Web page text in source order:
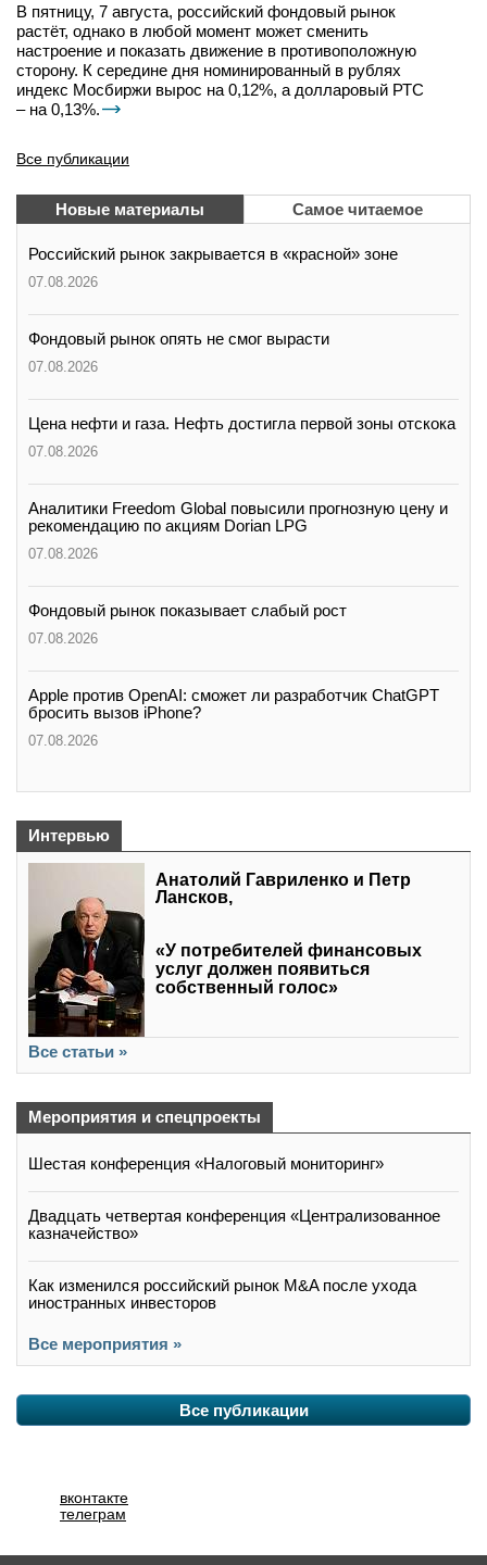
В пятницу, 7 августа, российский фондовый рынок
растёт, однако в любой момент может сменить
настроение и показать движение в противоположную
сторону. К середине дня номинированный в рублях
индекс Мосбиржи вырос на 0,12%, а долларовый РТС
– на 0,13%.
Все публикации
Новые материалы Самое читаемое
Российский рынок закрывается в «красной» зоне
07.08.2026
Фондовый рынок опять не смог вырасти
07.08.2026
Цена нефти и газа. Нефть достигла первой зоны отскока
07.08.2026
Аналитики Freedom Global повысили прогнозную цену и
рекомендацию по акциям Dorian LPG
07.08.2026
Фондовый рынок показывает слабый рост
07.08.2026
Apple против OpenAI: сможет ли разработчик ChatGPT
бросить вызов iPhone?
07.08.2026
Интервью
Анатолий Гавриленко и Петр
Лансков,
«У потребителей финансовых
услуг должен появиться
собственный голос»
Все статьи »
Мероприятия и спецпроекты
Шестая конференция «Налоговый мониторинг»
Двадцать четвертая конференция «Централизованное
казначейство»
Как изменился российский рынок M&A после ухода
иностранных инвесторов
Все мероприятия »
Все публикации
вконтакте
телеграм